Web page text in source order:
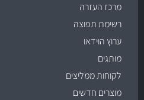
מרכז העזרה
רשימת תפוצה
ערוץ הוידאו
מותגים
לקוחות ממליצים
מוצרים חדשים